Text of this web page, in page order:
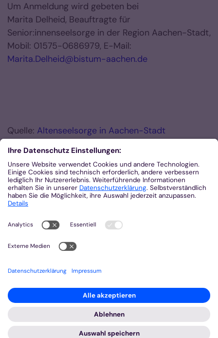
Um Anmeldung wird gebeten bei
Marita Delheid, Beauftragte für
Senior:innenseelsorge in der Region Aachen-Stadt,
Mobil: 01575-0686979, E-Mail:
Marita.Delheid@bistum-aachen.de
Quelle: Altenseelsorge in Aachen-Stadt
Zurück
© Bistum Aachen
Impressum
Datenschutzerklärung